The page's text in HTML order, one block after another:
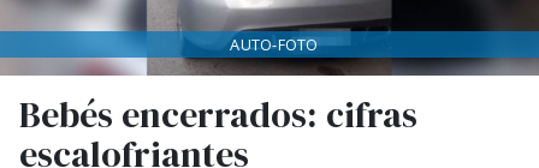
Bebés encerrados: cifras
escalofriantes
AUTO-FOTO